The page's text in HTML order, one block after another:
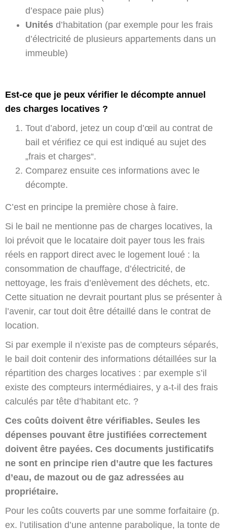
d’espace paie plus)
Unités d’habitation (par exemple pour les frais
d’électricité de plusieurs appartements dans un
immeuble)
Est-ce que je peux vérifier le décompte annuel
des charges locatives ?
Tout d’abord, jetez un coup d’œil au contrat de
bail et vérifiez ce qui est indiqué au sujet des
„frais et charges“.
Comparez ensuite ces informations avec le
décompte.
C’est en principe la première chose à faire.
Si le bail ne mentionne pas de charges locatives, la
loi prévoit que le locataire doit payer tous les frais
réels en rapport direct avec le logement loué : la
consommation de chauffage, d’électricité, de
nettoyage, les frais d’enlèvement des déchets, etc.
Cette situation ne devrait pourtant plus se présenter à
l’avenir, car tout doit être détaillé dans le contrat de
location.
Si par exemple il n’existe pas de compteurs séparés,
le bail doit contenir des informations détaillées sur la
répartition des charges locatives : par exemple s’il
existe des compteurs intermédiaires, y a-t-il des frais
calculés par tête d’habitant etc. ?
Ces coûts doivent être vérifiables. Seules les
dépenses pouvant être justifiées correctement
doivent être payées. Ces documents justificatifs
ne sont en principe rien d’autre que les factures
d’eau, de mazout ou de gaz adressées au
propriétaire.
Pour les coûts couverts par une somme forfaitaire (p.
ex. l’utilisation d’une antenne parabolique, la tonte de